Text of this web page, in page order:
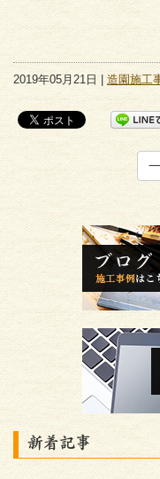
2019年05月21日 | 造園施工
新着記事